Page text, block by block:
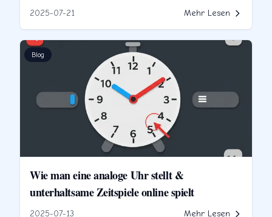
2025-07-21 Mehr Lesen
Blog
Wie man eine analoge Uhr stellt &
unterhaltsame Zeitspiele online spielt
2025-07-13 Mehr Lesen